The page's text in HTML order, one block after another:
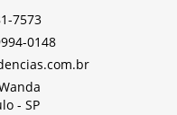
7573
0148
- SP